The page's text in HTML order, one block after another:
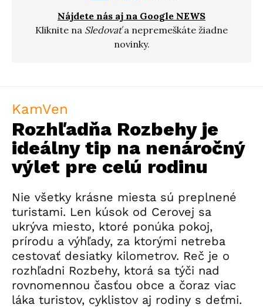
Nájdete nás aj na Google NEWS
Kliknite na Sledovaťa nepremeškáte žiadne
novinky.
KamVen
Rozhľadňa Rozbehy je
ideálny tip na nenáročný
výlet pre celú rodinu
Nie všetky krásne miesta sú preplnené
turistami. Len kúsok od Cerovej sa
ukrýva miesto, ktoré ponúka pokoj,
prírodu a výhľady, za ktorými netreba
cestovať desiatky kilometrov. Reč je o
rozhľadni Rozbehy, ktorá sa týči nad
rovnomennou časťou obce a čoraz viac
láka turistov, cyklistov aj rodiny s deťmi.